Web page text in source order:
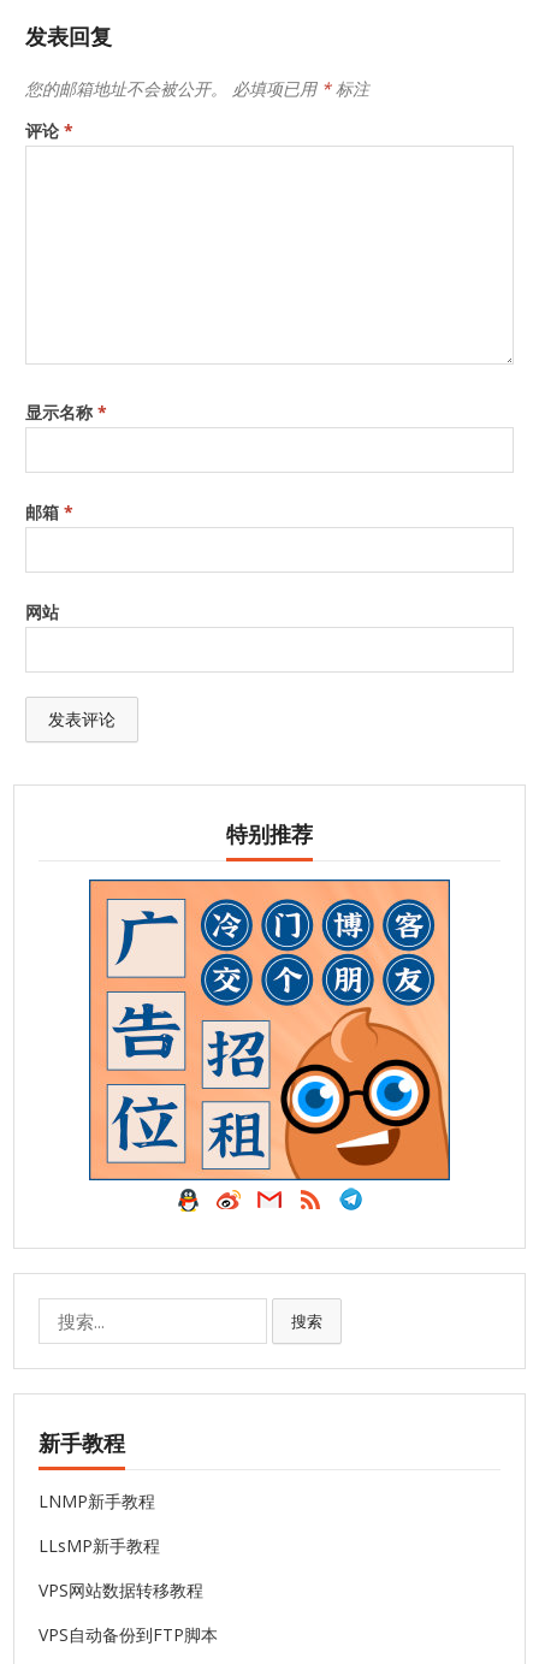
发表回复
您的邮箱地址不会被公开。 必填项已用 *标注
评论*
显示名称*
邮箱*
网站
特别推荐
搜索
新手教程
LNMP新手教程
LLsMP新手教程
VPS网站数据转移教程
VPS自动备份到FTP脚本